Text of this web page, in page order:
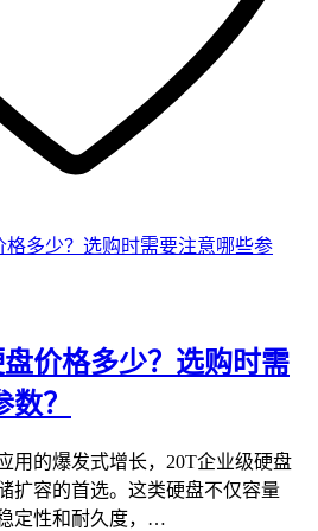
价格多少？选购时需
？
用的爆发式增长，20T企业级硬盘
扩容的首选。这类硬盘不仅容量
定性和耐久度，…